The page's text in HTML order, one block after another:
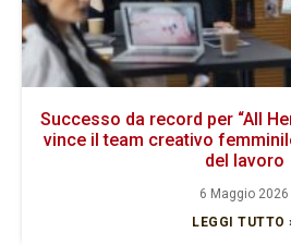
Successo da record per “All
vince il team creativo
del lavoro
6 Maggio 2026
LEGGI TUTTO